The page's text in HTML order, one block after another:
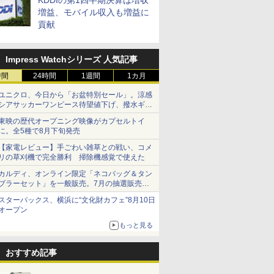
増益、モバイル収入も増益に
貢献
Impress Watchシリーズ 人気記事
24時間 1週間 1カ月
ニクロ、今日から「お盆特別セール」。涼感
アサッカーワンピース待望値下げ、撥水ギア
ョーツは1990円に
映の歴代オープニング映像がカプセルトイ
。全5種で8月下旬発売
家電レビュー】手ごわい雑草との戦い、コメ
の草刈機で完全勝利 掃除機感覚で使えた
ルディ、オンライン限定「ネコバッグ＆タン
ラーセット」を一般販売。7月の抽選販売の
選無効分
ターバックス、横浜に“文化財カフェ”8月10日
ープン
もっと見る
おすすめ記事